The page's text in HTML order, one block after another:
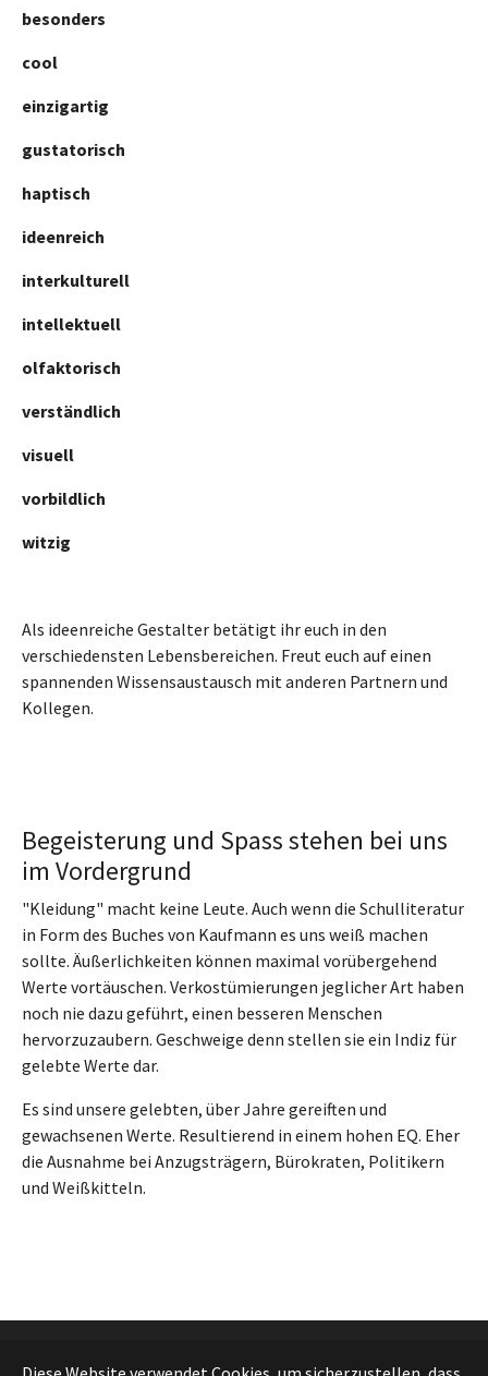
besonders
cool
einzigartig
gustatorisch
haptisch
ideenreich
interkulturell
intellektuell
olfaktorisch
verständlich
visuell
vorbildlich
witzig
Als ideenreiche Gestalter betätigt ihr euch in den
verschiedensten Lebensbereichen. Freut euch auf einen
spannenden Wissensaustausch mit anderen Partnern und
Kollegen.
Begeisterung und Spass stehen bei uns
im Vordergrund
"Kleidung" macht keine Leute. Auch wenn die Schulliteratur
in Form des Buches von Kaufmann es uns weiß machen
sollte. Äußerlichkeiten können maximal vorübergehend
Werte vortäuschen. Verkostümierungen jeglicher Art haben
noch nie dazu geführt, einen besseren Menschen
hervorzuzaubern. Geschweige denn stellen sie ein Indiz für
gelebte Werte dar.
Es sind unsere gelebten, über Jahre gereiften und
gewachsenen Werte. Resultierend in einem hohen EQ. Eher
die Ausnahme bei Anzugsträgern, Bürokraten, Politikern
und Weißkitteln.